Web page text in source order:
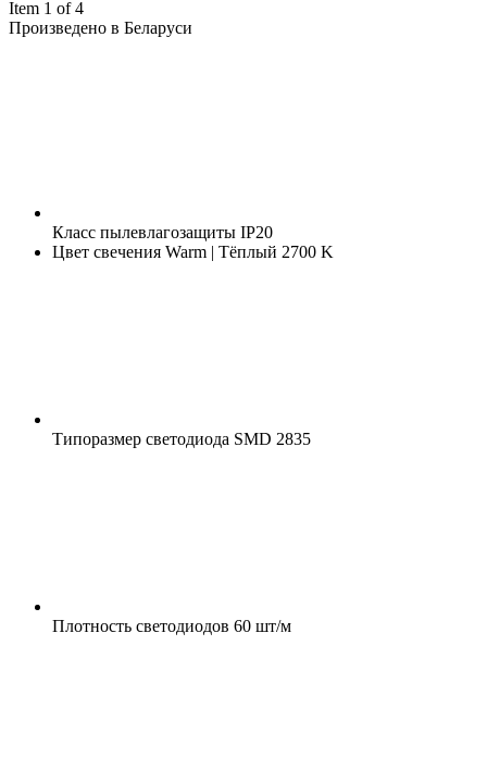
Item 1 of 4
Произведено в Беларуси
Класс пылевлагозащиты IP20
Цвет свечения Warm | Тёплый 2700 K
Типоразмер светодиода SMD 2835
Плотность светодиодов 60 шт/м